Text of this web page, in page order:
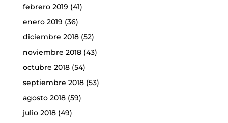
febrero 2019 (41)
enero 2019 (36)
diciembre 2018(52)
noviembre 2018(43)
octubre 2018(54)
septiembre 2018(53)
agosto 2018(59)
julio 2018(49)